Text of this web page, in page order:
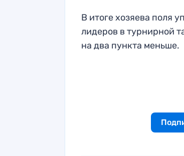
В итоге хозяева поля
лидеров в турнирной
на два пункта меньше.